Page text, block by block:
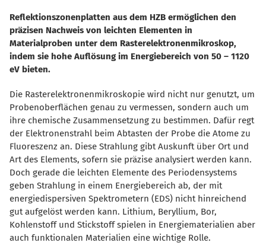
Reflektionszonenplatten aus dem HZB ermöglichen den
präzisen Nachweis von leichten Elementen in
Materialproben unter dem Rasterelektronenmikroskop,
indem sie hohe Auflösung im Energiebereich von 50 – 1120
eV bieten.
Die Rasterelektronenmikroskopie wird nicht nur genutzt, um
Probenoberflächen genau zu vermessen, sondern auch um
ihre chemische Zusammensetzung zu bestimmen. Dafür regt
der Elektronenstrahl beim Abtasten der Probe die Atome zu
Fluoreszenz an. Diese Strahlung gibt Auskunft über Ort und
Art des Elements, sofern sie präzise analysiert werden kann.
Doch gerade die leichten Elemente des Periodensystems
geben Strahlung in einem Energiebereich ab, der mit
energiedispersiven Spektrometern (EDS) nicht hinreichend
gut aufgelöst werden kann. Lithium, Beryllium, Bor,
Kohlenstoff und Stickstoff spielen in Energiematerialien aber
auch funktionalen Materialien eine wichtige Rolle.